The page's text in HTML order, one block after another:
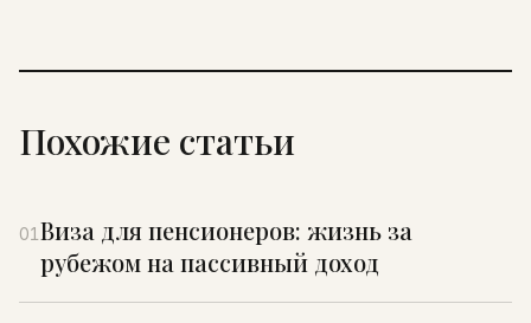
Похожие статьи
01 Виза для пенсионеров: жизнь за
рубежом на пассивный доход